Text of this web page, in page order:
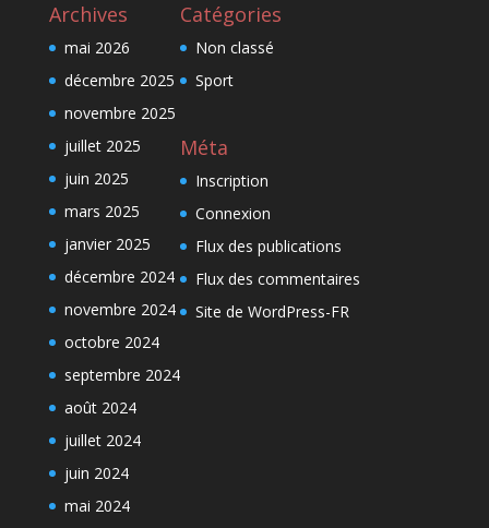
Archives
mai 2026
décembre 2025
novembre 2025
juillet 2025
juin 2025
mars 2025
janvier 2025
décembre 2024
novembre 2024
octobre 2024
septembre 2024
août 2024
juillet 2024
juin 2024
mai 2024
Catégories
Non classé
Sport
Méta
Inscription
Connexion
Flux des publications
Flux des commentaires
Site de WordPress-FR